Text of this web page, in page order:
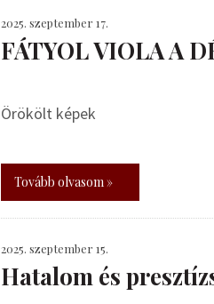
2025. szeptember 17.
FÁTYOL VIOLA A
Örökölt képek
Tovább olvasom »
2025. szeptember 15.
Hatalom és